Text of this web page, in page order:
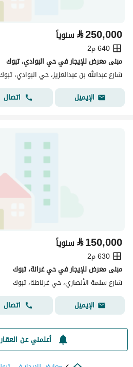
⃁250,000 سنوياً
640 م2
مبنى معرض للإيجار في حي البوادي، تبوك
شارع عبدالله بن عبدالعزيز، حي البوادي،
الإيميل
اتصال
⃁150,000 سنوياً
630 م2
مبنى معرض للإيجار في حي غرانة، تبوك
شارع سلمة الأنصاري، حي غرناطة، تبوك
الإيميل
اتصال
أعلمني عن